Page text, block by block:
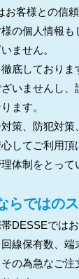
お客様との信
の個人情報
ません。
底しており
ざいませんし
ます。
策、防犯対
してご利用
体制をとって
らではの
DESSEでは
線保有数、
の為急なご